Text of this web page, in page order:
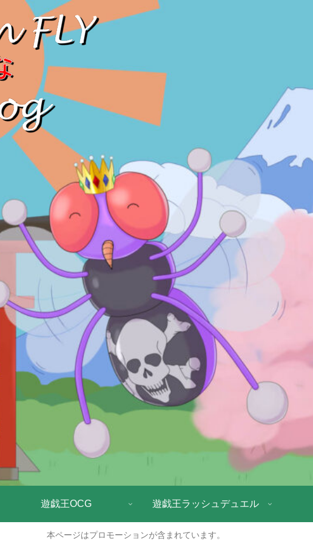
遊戯王OCG 遊戯王ラッシュデュエル
本ページはプロモーションが含まれています。